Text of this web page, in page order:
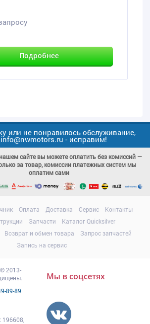
Подробнее
или не понравилось обслуживание,
- исправим!
сайте вы можете оплатить без комиссий —
за товар, комиссии платежных систем мы
оплатим сами
Оплата Доставка Сервис
Контакты
Запчасти
Каталог Quicksilver
Возврат и обмен товара
Запрос запчастей
Запись на сервис
© 2013-
89-89
196608
Мы в соцсетях